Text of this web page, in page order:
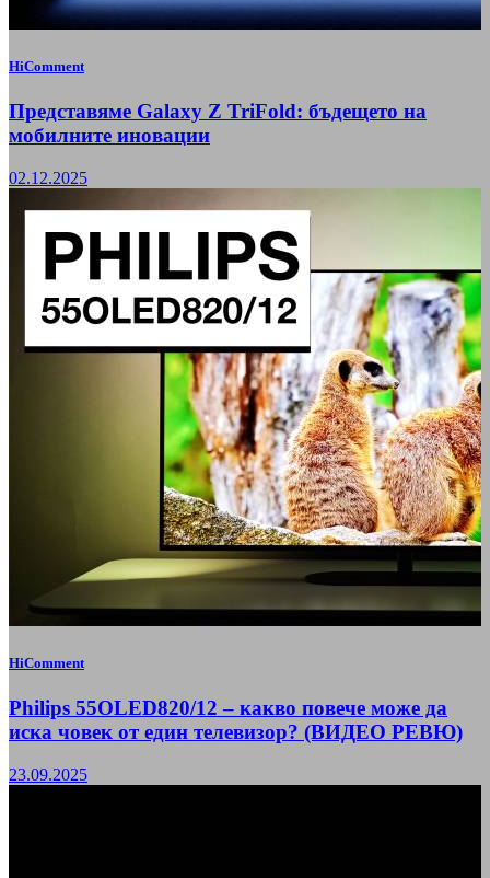
HiComment
Представяме Galaxy Z TriFold: бъдещето на
мобилните иновации
02.12.2025
HiComment
Philips 55OLED820/12 – какво повече може да
иска човек от един телевизор? (ВИДЕО РЕВЮ)
23.09.2025